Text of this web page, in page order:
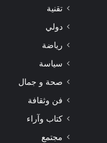
تقنية
دولي
رياضة
سياسة
صحة و جمال
فن وثقافة
كتاب وآراء
مجتمع